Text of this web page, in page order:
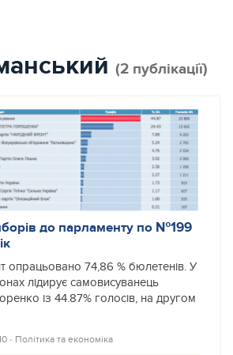
(2 публікації)
до парламенту по №199
опрацьовано 74,86 % бюлетенів. У
лідирує самовисуванець
із 44.87% голосів, на другом
‐ Політика та економіка